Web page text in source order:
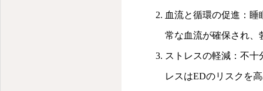
血流と循環の促進：
常な血流が確保され、
ストレスの軽減：不
レスはEDのリスクを